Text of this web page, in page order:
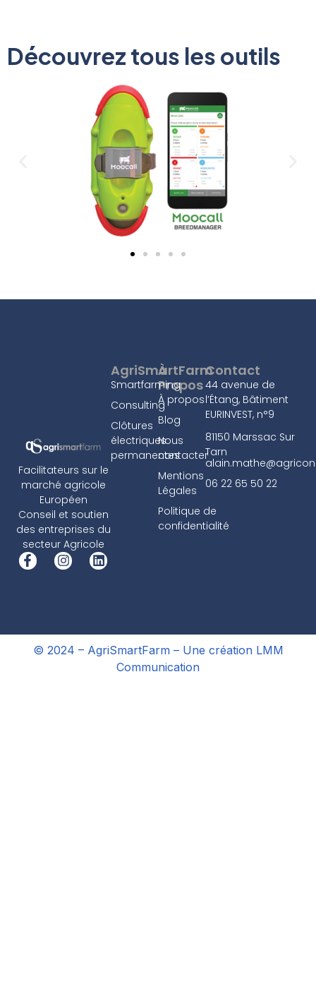
Découvrez tous les outils
Facilitateurs sur le
marché agricole
Européen
Conseil et soutien
des entreprises du
secteur Agricole
À
Propos
À propos
Blog
Nous
contacter
Mentions
Légales
Politique de
confidentialité
AgriSmartFarm
Smartfarming
Consulting
Clôtures
électriques
permanentes
Contact
44 avenue de
l’Étang, Bâtiment
EURINVEST, n°9
81150 Marssac Sur
Tarn
06 22 65 50 22
© 2024 – AgriSmartFarm –Une création LMM
Communication